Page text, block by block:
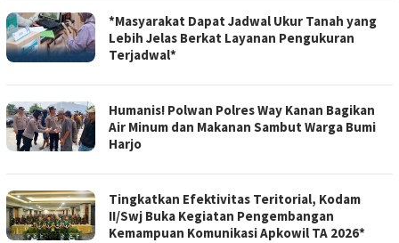
*Masyarakat Dapat Jadwal Ukur Tanah yang
Lebih Jelas Berkat Layanan Pengukuran
Terjadwal*
Humanis! Polwan Polres Way Kanan Bagikan
Air Minum dan Makanan Sambut Warga Bumi
Harjo
Tingkatkan Efektivitas Teritorial, Kodam
II/Swj Buka Kegiatan Pengembangan
Kemampuan Komunikasi Apkowil TA 2026*